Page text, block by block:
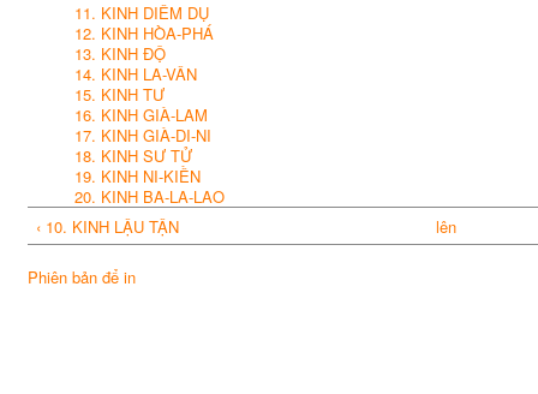
11. KINH DIÊM DỤ
12. KINH HÒA-PHÁ
13. KINH ĐỘ
14. KINH LA-VÂN
15. KINH TƯ
16. KINH GIÀ-LAM
17. KINH GIÀ-DI-NI
18. KINH SƯ TỬ
19. KINH NI-KIỀN
20. KINH BA-LA-LAO
‹ 10. KINH LẬU TẬN
lên
Phiên bản để in